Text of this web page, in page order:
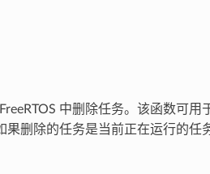
中删除任务。该函数可
果删除的任务是当前正在运行的任